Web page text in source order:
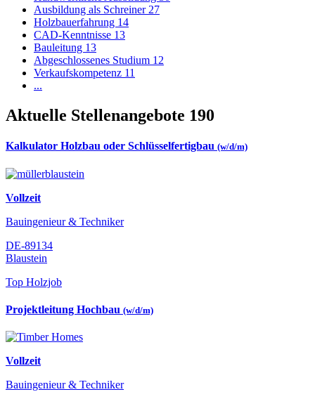
Ausbildung als Schreiner 27
Holzbauerfahrung 14
CAD-Kenntnisse 13
Bauleitung 13
Abgeschlossenes Studium 12
Verkaufskompetenz 11
...
Aktuelle Stellenangebote 190
Kalkulator Holzbau oder Schlüsselfertigbau (w/d/m)
Vollzeit
Bauingenieur & Techniker
DE-89134
Blaustein
Top Holzjob
Projektleitung Hochbau (w/d/m)
Vollzeit
Bauingenieur & Techniker